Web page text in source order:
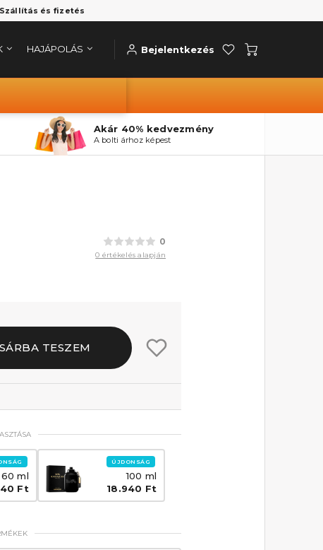
Szállítás és fizetés
HAJÁPOLÁS Bejelentkezés
Akár 40% kedvezmény
A bolti árhoz képest
0
0 értékelés alapján
TESZEM
60 ml
Ft
ÚJDONSÁG
100 ml
18.940 Ft